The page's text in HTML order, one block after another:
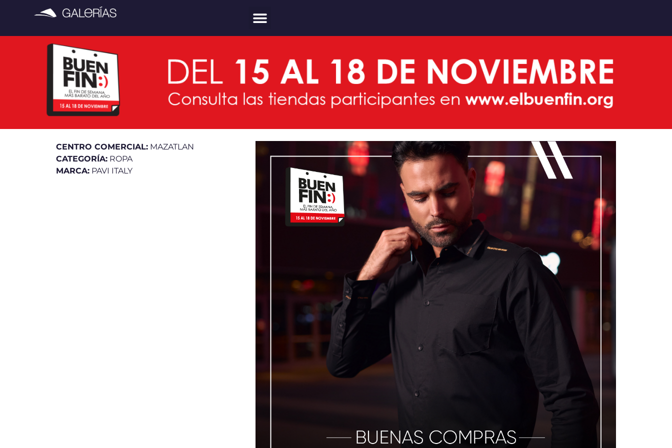
CENTRO COMERCIAL: MAZATLAN
CATEGORÍA: ROPA
MARCA: PAVI ITALY